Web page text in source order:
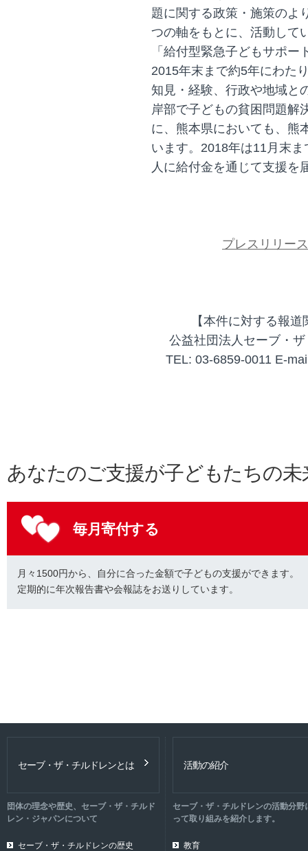
題に関する政策・施策のよ
つの軸をもとに、活動して
「給付型緊急子どもサポ
2015年末まで約5年にわた
知見・経験、行政や地域と
岸部で子どもの貧困問題解
に、熊本県においても、熊
います。2018年は11月末
人に給付金を通じて支援を
プレスリリー
【本件に対する報
公益社団法人セーブ・
TEL: 03-6859-0011 E-
あなたのご支援が子どもたちの
毎月寄付する
月々1500円から、自分に合った金額で子どもの支援ができます。
定期的に年次報告書や会報誌をお送りしています。
セーブ・ザ・チルドレンとは
団体の理念や歴史、セーブ・ザ・チルド
レン・ジャパンについて
セーブ・ザ・チルドレンの歴史
活動の紹介
セーブ・ザ・チルドレンの活動分野
って取り組みを紹介します。
教育